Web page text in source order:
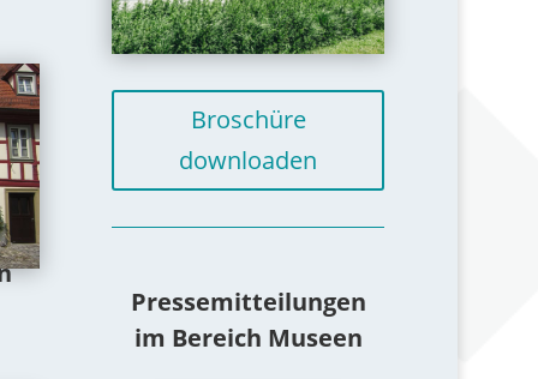
Broschüre
downloaden
Pressemitteilungen
im Bereich Museen